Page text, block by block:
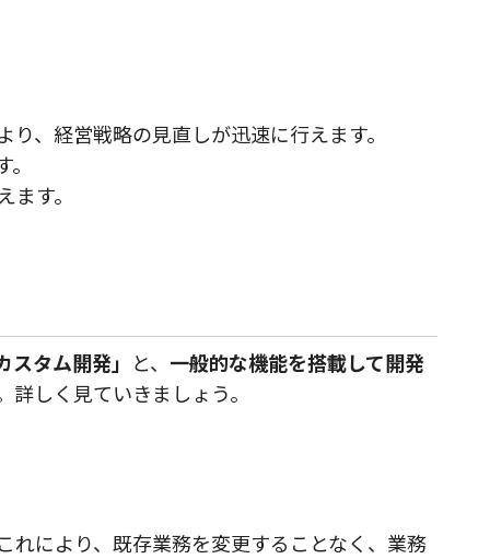
、経営戦略の見直しが迅速に行えます。
す。
タム開発」 と、 一般的な機能を搭載して開発
しく見ていきましょう。
れにより、既存業務を変更することなく、業務